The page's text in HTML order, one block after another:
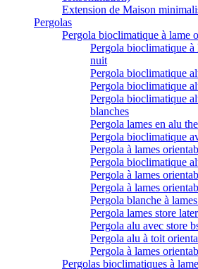
Extension de Maison
Pergolas
Pergola bioclimatique à lame
Pergola bioclimatique à
nuit
Pergola bioclimatique
Pergola bioclimatique
Pergola bioclimatique
blanches
Pergola lames en alu
Pergola bioclimatique
Pergola à lames
Pergola bioclimatique
Pergola à lames
Pergola à lames
Pergola blanche à
Pergola lames store
Pergola alu avec store
Pergola alu à toit
Pergola à lames
Pergolas bioclimatiques à